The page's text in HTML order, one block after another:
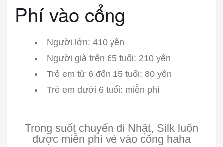
Phí vào cổng
Người lớn: 410 yên
Người già trên 65 tuổi: 210 yên
Trẻ em từ 6 đến 15 tuổi: 80 yên
Trẻ em dưới 6 tuổi: miễn phí
Trong suốt chuyến đi Nhật, Silk luôn
được miễn phí vé vào cổng haha